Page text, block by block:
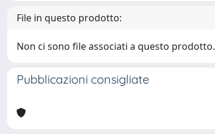
File in questo prodotto:
Non ci sono file associati a questo prodotto.
Pubblicazioni consigliate